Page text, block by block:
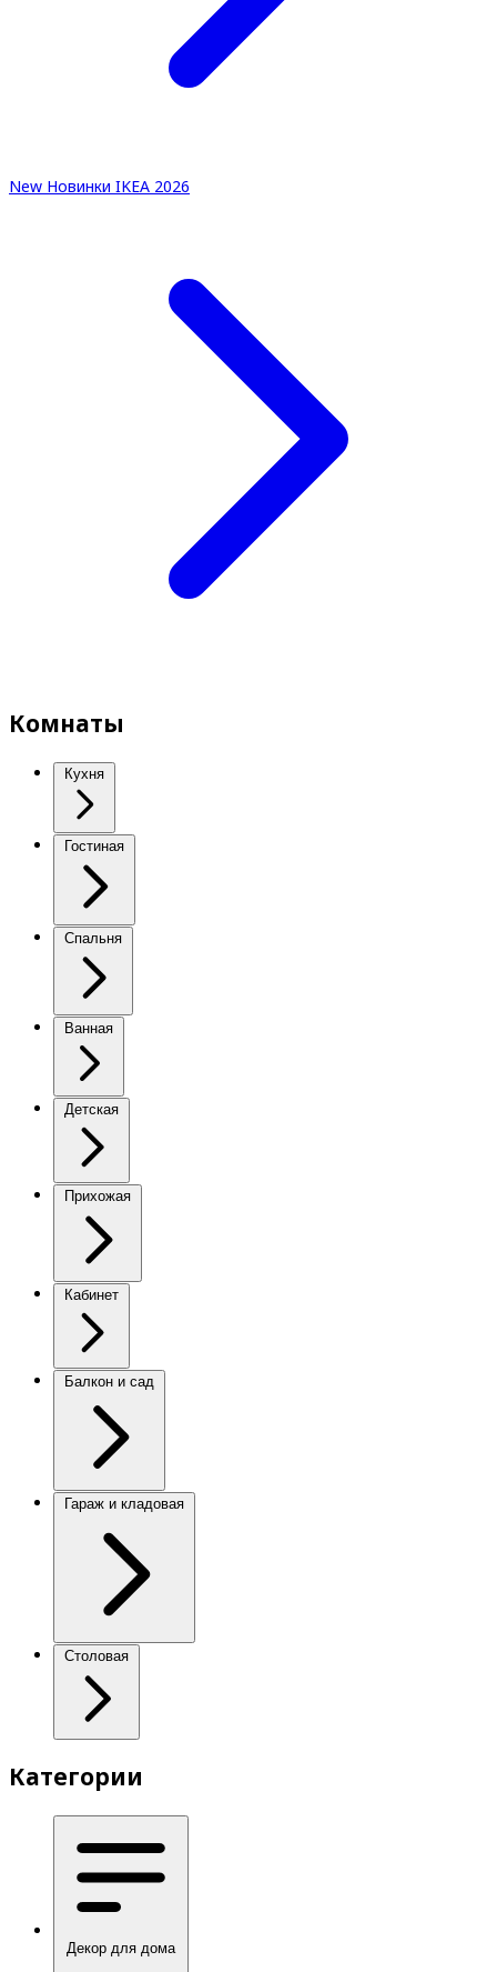
New Новинки IKEA 2026
Комнаты
Кухня
Гостиная
Спальня
Ванная
Детская
Прихожая
Кабинет
Балкон и сад
Гараж и кладовая
Столовая
Категории
Декор для дома